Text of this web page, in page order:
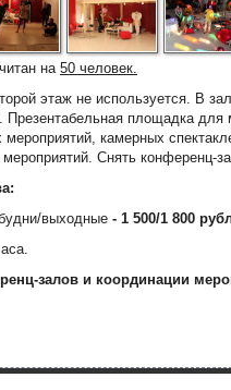
на 50 человек.
этаж не используется. В
площадка
камерных
Снять конференц-
выходные - 1 500/1 800
залов и координации